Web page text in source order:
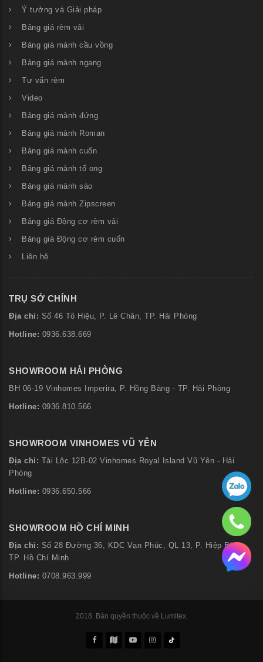
Ý tưởng và Giải pháp
Bảng giá rèm vải
Bảng giá mành cầu vồng
Bảng giá mành ngang
Tư vấn rèm
Video
Bảng giá mành đứng
Bảng giá mành Roman
Bảng giá mành cuốn
Bảng giá mành tổ ong
Bảng giá mành sáo
Bảng giá mành Zipscreen
Bảng giá Động cơ rèm vải
Bảng giá Động cơ rèm cuốn
Liên hệ
TRỤ SỞ CHÍNH
Địa chỉ: Số 46 Tô Hiệu, P. Lê Chân, TP. Hải Phòng
Hotline: 0936.638.669
SHOWROOM HẢI PHÒNG
BH 06-19 Vinhomes Imperira, P. Hồng Bàng - TP. Hải Phòng
Hotline: 0936.810.566
SHOWROOM VINHOMES VŨ YÊN
Địa chỉ:
Tài Lộc 12B-02 Vinhomes Royal Island Vũ Yên - Hải
Phòng
Hotline: 0936.650.566
SHOWROOM HỒ CHÍ MINH
Địa chỉ: Số 28 Đường 36, KDC Vạn Phúc, QL 13, P. Hiệp Bình,
TP. Hồ Chí Minh
Hotline: 0708.963.999
2018. Bản quyền thuộc về Lumitex.